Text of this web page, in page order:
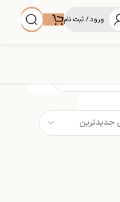
ورود / ثبت نام